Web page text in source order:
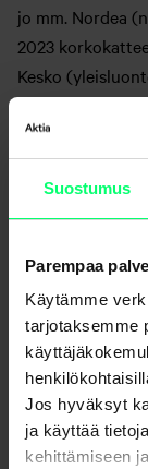
Suostumus
Parempaa
Käytämme
tarjotaksemme
Jos hyväksyt
ja käyttää
kehittämiseen
jo mm. Nordea
2023
Kesko
2023 tuloksen
(nousevat
alhaisempaan
Tämän
laskun